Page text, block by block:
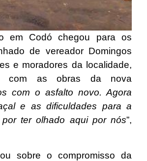
em Codó chegou para os
de vereador Domingos
e moradores da localidade,
com as obras da nova
com o asfalto novo. Agora
e as dificuldades para a
ter olhado aqui por nós”,
sobre o compromisso da